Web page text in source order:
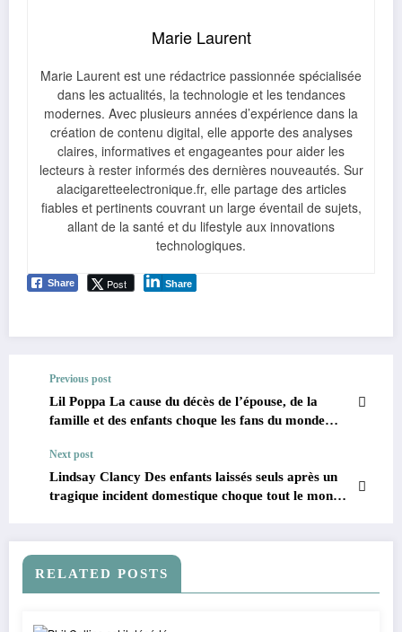
Marie Laurent
Marie Laurent est une rédactrice passionnée spécialisée
dans les actualités, la technologie et les tendances
modernes. Avec plusieurs années d’expérience dans la
création de contenu digital, elle apporte des analyses
claires, informatives et engageantes pour aider les
lecteurs à rester informés des dernières nouveautés. Sur
alacigaretteelectronique.fr, elle partage des articles
fiables et pertinents couvrant un large éventail de sujets,
allant de la santé et du lifestyle aux innovations
technologiques.
Share Post Share
Previous post
Lil Poppa La cause du décès de l’épouse, de la
famille et des enfants choque les fans du monde
Next post
Lindsay Clancy Des enfants laissés seuls après un
tragique incident domestique choque tout le monde
RELATED POSTS